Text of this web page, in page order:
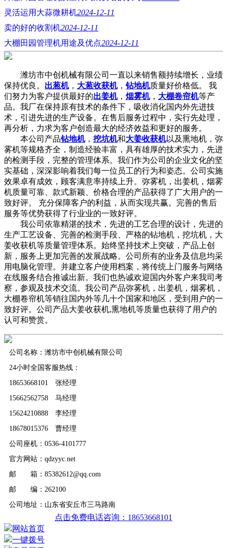
灵活运用大蒜微耕机2024-12-11
卖的好的收割机2024-12-11
大棚田园管理机用途及优点2024-12-11
潍坊市中创机械有限公司一直以来销售额持续增长，业绩
保持优良。 出葱机， 大葱收获机，钻地机质量好价格低。 我
们努力为客户提供最好的出姜机， 烟雾机， 大棚卷帘机等产
品。我厂在保持原有技术的条件下，吸收消化国内外先进技
术，引进先进的生产设备。在售后服务过程中，实行先处理，
再分析，力求为客户创造最大的经济效益和更好的服务。
本公司产品钻地机， 挖坑机和大姜收获机以及熏地机，弥
雾机等规格齐全，制造经验丰富，具有雄厚的技术实力，先进
的检测手段，完整的管理体系。我们作为公司的企业文化的坚
实基础，深深影响着我们每一位员工的行为和姿态。公司实施
效果卓有成效，顾客满意率持续上升。弥雾机，出姜机，烟雾
机质量可靠、款式新颖、价格合理的产品获得了广大用户的一
致好评。 充分保障客户的利益，从而实现共赢。完善的售后
服务等优势获得了行业业的一致好评。
我公司依靠精湛的技术，先进的工艺合理的设计，先进的
生产工艺设备、完善的检测手段、严格的钻地机，挖坑机，大
姜收获机等质量管理体系。始终坚持技术上突破，产品上创
新，服务上更加完善的发展战略。公司所有的业务及信息均采
用电脑化管理。并建立客户使用档案，将传统上门服务与网络
在线服务结合推诚出新。我们也热诚欢迎国内外客户来我司考
察，参观及技术交流。我公司产品弥雾机，出姜机，烟雾机，
大棚卷帘机等销往国内外等几十个国家和地区，受到用户的一
致好评。公司产品大姜收获机,熏地机等质量也获得了用户的
认可和赞赏。
公司名称：潍坊市中创机械有限公司
24小时全国客服热线：
18653668101 张经理
15662562758 马经理
15624210888 李经理
18678015376 曹经理
公司座机：0536-4101777
官方网站：qdzyyc.net
邮 箱：85382612@qq.com
邮 编：262100
公司地址：山东省安丘市三马路南
点击免费电话咨询：18653668101
网站首页
一键拨号